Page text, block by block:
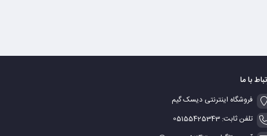
با ما
فروشگاه اینترنتی دیسک گیم
تلفن ثابت: 05155425343